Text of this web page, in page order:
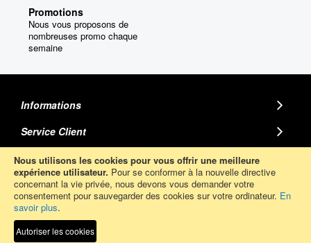
Nous utilisons les cookies pour vous offrir une meilleure
expérience utilisateur. Pour se conformer à la nouvelle directive
concernant la vie privée, nous devons vous demander votre
consentement pour sauvegarder des cookies sur votre ordinateur. En
savoir plus.
Autoriser les cookies
Promotions
Nous vous proposons de
nombreuses promo chaque
semaine
Informations
Service Client
MINIATURE AUTO
Abonnez-Vous